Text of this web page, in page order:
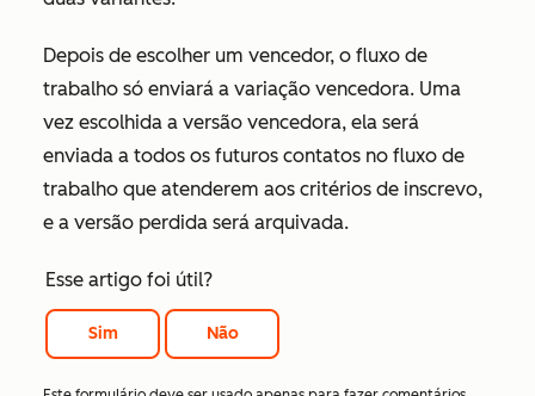
Depois de escolher um vencedor, o fluxo de
trabalho só enviará a variação vencedora. Uma
vez escolhida a versão vencedora, ela será
enviada a todos os futuros contatos no fluxo de
trabalho que atenderem aos critérios de inscrevo,
e a versão perdida será arquivada.
Esse artigo foi útil?
Sim Não